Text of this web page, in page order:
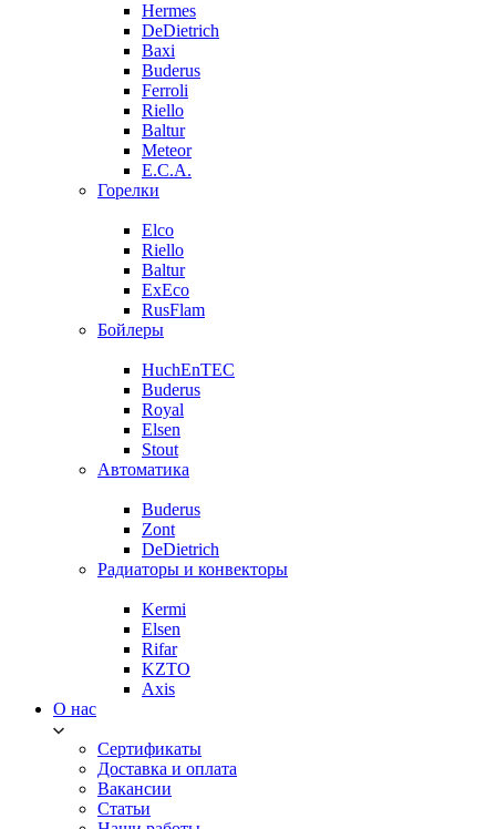
Hermes
DeDietrich
Baxi
Buderus
Ferroli
Riello
Baltur
Meteor
E.C.A.
Горелки
Elco
Riello
Baltur
ExEco
RusFlam
Бойлеры
HuchEnTEC
Buderus
Royal
Elsen
Stout
Автоматика
Buderus
Zont
DeDietrich
Радиаторы и конвекторы
Kermi
Elsen
Rifar
KZTO
Axis
О нас
Сертификаты
Доставка и оплата
Вакансии
Статьи